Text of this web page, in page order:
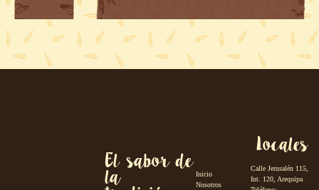
El sabor de
la
Locales
Calle Jerusalén 115,
Int. 120, Arequipa
Inicio
Nosotros